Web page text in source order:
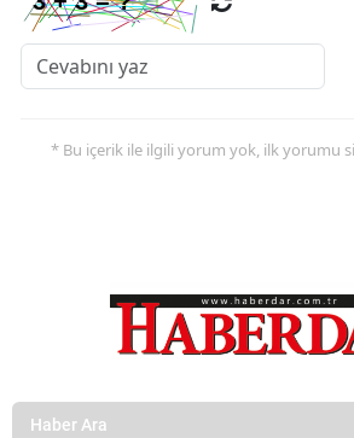
* Bu içerik ile ilgili yorum yok, ilk yorumu